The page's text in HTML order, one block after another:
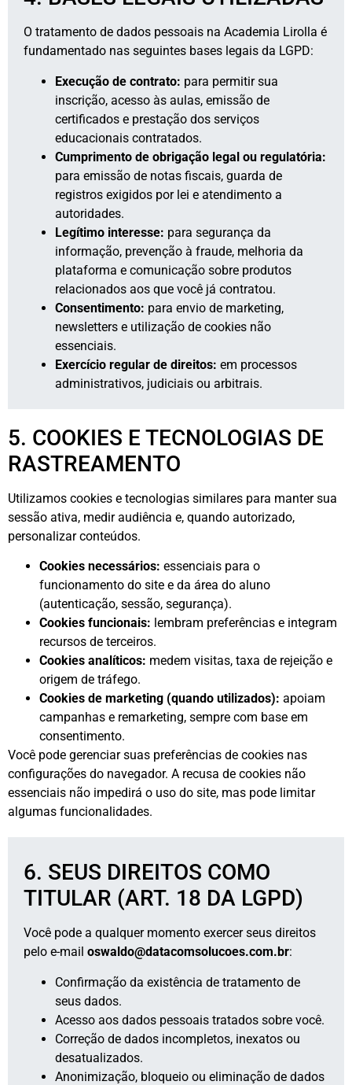
O tratamento de dados pessoais na Academia Lirolla é
fundamentado nas seguintes bases legais da LGPD:
Execução de contrato: para permitir sua
inscrição, acesso às aulas, emissão de
certificados e prestação dos serviços
educacionais contratados.
Cumprimento de obrigação legal ou regulatória:
para emissão de notas fiscais, guarda de
registros exigidos por lei e atendimento a
autoridades.
Legítimo interesse: para segurança da
informação, prevenção à fraude, melhoria da
plataforma e comunicação sobre produtos
relacionados aos que você já contratou.
Consentimento: para envio de marketing,
newsletters e utilização de cookies não
essenciais.
Exercício regular de direitos: em processos
administrativos, judiciais ou arbitrais.
5. COOKIES E TECNOLOGIAS DE
RASTREAMENTO
Utilizamos cookies e tecnologias similares para manter sua
sessão ativa, medir audiência e, quando autorizado,
personalizar conteúdos.
Cookies necessários: essenciais para o
funcionamento do site e da área do aluno
(autenticação, sessão, segurança).
Cookies funcionais: lembram preferências e integram
recursos de terceiros.
Cookies analíticos: medem visitas, taxa de rejeição e
origem de tráfego.
Cookies de marketing (quando utilizados): apoiam
campanhas e remarketing, sempre com base em
consentimento.
Você pode gerenciar suas preferências de cookies nas
configurações do navegador. A recusa de cookies não
essenciais não impedirá o uso do site, mas pode limitar
algumas funcionalidades.
6. SEUS DIREITOS COMO
TITULAR (ART. 18 DA LGPD)
Você pode a qualquer momento exercer seus direitos
pelo e-mail oswaldo@datacomsolucoes.com.br:
Confirmação da existência de tratamento de
seus dados.
Acesso aos dados pessoais tratados sobre você.
Correção de dados incompletos, inexatos ou
desatualizados.
Anonimização, bloqueio ou eliminação de dados